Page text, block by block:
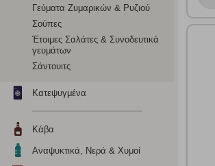
Γεύματα Ζυμαρικών & Ρυζιού
Σούπες
Έτοιμες Σαλάτες & Συνοδευτικά
γευμάτων
Σάντουιτς
Κατεψυγμένα
Κάβα
Αναψυκτικά, Νερά & Χυμοί
Τα λειτουργικά cookies
οποίων τις υπηρεσίες έχουμε
Η συγκεκριμένη κατηγορία cookies
για τη δημιουργία ενός προφίλ
το πρόγραμμα περιήγησης και τη